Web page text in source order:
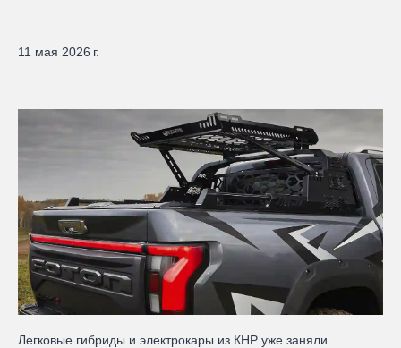
11 мая 2026 г.
Легковые гибриды и электрокары из КНР уже заняли